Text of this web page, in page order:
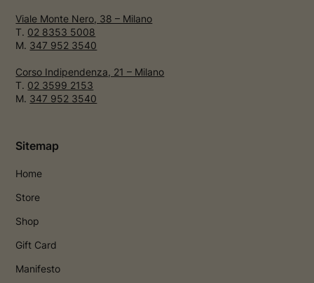
Viale Monte Nero, 38 – Milano
T. 02 8353 5008
M. 347 952 3540
Corso Indipendenza, 21 – Milano
T. 02 3599 2153
M. 347 952 3540
Sitemap
Home
Store
Shop
Gift Card
Manifesto